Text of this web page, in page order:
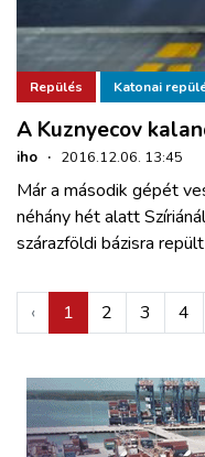
Repülés Katonai
A Kuznyecov
iho · 2016.12.06. 13:45
Már a második gépét
néhány hét alatt
szárazföldi bázisra
‹ 1 2 3 4